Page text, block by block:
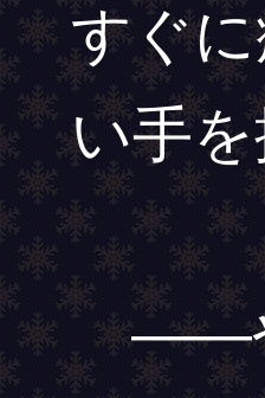
すぐ
い手
――や